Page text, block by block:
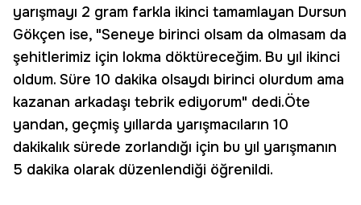
yarışmayı 2 gram farkla ikinci tamamlayan Dursun
Gökçen ise, "Seneye birinci olsam da olmasam da
şehitlerimiz için lokma döktüreceğim. Bu yıl ikinci
oldum. Süre 10 dakika olsaydı birinci olurdum ama
kazanan arkadaşı tebrik ediyorum" dedi.Öte
yandan, geçmiş yıllarda yarışmacıların 10
dakikalık sürede zorlandığı için bu yıl yarışmanın
5 dakika olarak düzenlendiği öğrenildi.